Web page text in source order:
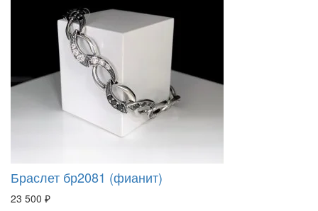
Браслет бр2081 (фианит)
23 500 ₽